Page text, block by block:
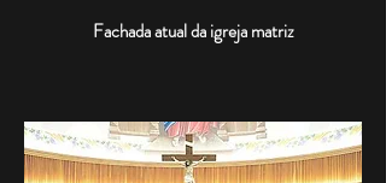
Fachada atual da igreja matriz